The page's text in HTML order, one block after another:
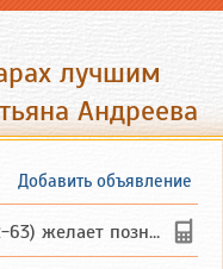
лучшим
Андреева
Добавить объявление
одиноким, добродушным, без вредных ...